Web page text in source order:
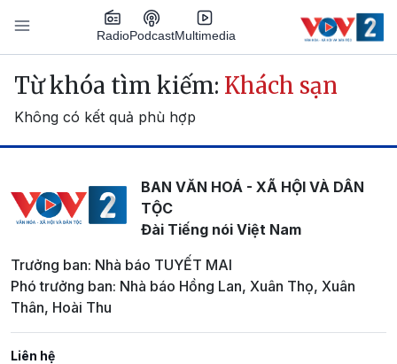
Nhảy đến nội dung
RadioPodcastMultimedia
Main navigation
Từ khóa tìm kiếm: Khách sạn
Không có kết quả phù hợp
BAN VĂN HOÁ - XÃ HỘI VÀ DÂN
TỘC
Đài Tiếng nói Việt Nam
Trưởng ban: Nhà báo TUYẾT MAI
Phó trưởng ban: Nhà báo Hồng Lan, Xuân Thọ, Xuân
Thân, Hoài Thu
Liên hệ